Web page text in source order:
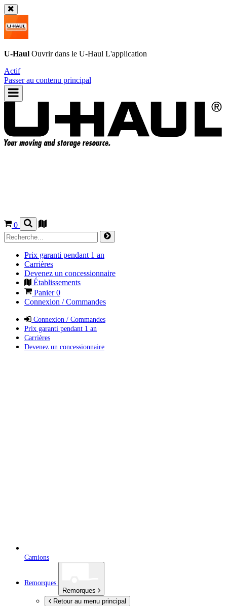
U-Haul Ouvrir dans le U-Haul L'application
Actif
Passer au contenu principal
0
Prix garanti pendant 1 an
Carrières
Devenez un concessionnaire
Établissements
Panier0
Connexion / Commandes
Connexion / Commandes
Prix garanti pendant 1 an
Carrières
Devenez un concessionnaire
Camions
Remorques
Remorques
Retour au menu principal